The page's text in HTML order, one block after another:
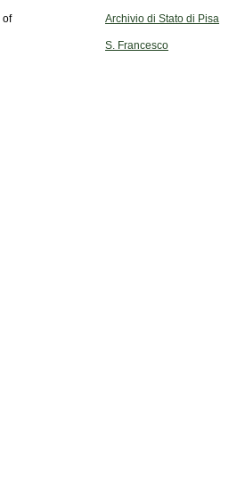
of Archivio di Stato di Pisa
S. Francesco